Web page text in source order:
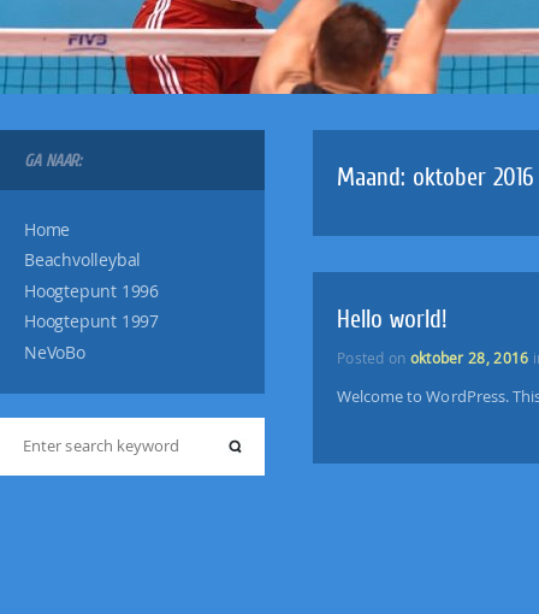
GA NAAR:
Home
Beachvolleybal
Hoogtepunt 1996
Hoogtepunt 1997
NeVoBo
Maand: oktober 2016
Hello world!
Posted on oktober 28, 2016
Welcome to WordPress.